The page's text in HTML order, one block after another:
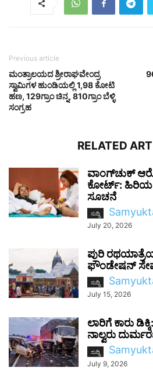
Previous article
ಮಂತ್ರಾಲಯದ ಶ್ರೀರಾಘವೇಂದ್ರ
ಸ್ವಾಮಿಗಳ ಹುಂಡಿಯಲ್ಲಿ 1,98 ಕೋಟಿ
ಹಣ, 129ಗ್ರಾಂ ಚಿನ್ನ, 810ಗ್ರಾಂ ಬೆಳ್ಳಿ
ಸಂಗ್ರಹ
RELATED
ವಾಂಗ್‌ಚುಕ್
ಕೋರ್ಟ್: ಹಿರಿಯ
ಸೂಚನೆ
ಸುದ್ದಿ
July 20, 2026
ಪುರಿ
ಫೌಂಡೇಷನ್
ಸುದ್ದಿ
July 15, 2026
ಲಾರಿಗೆ ಕಾರು
ನಾಲ್ವರು
ಸುದ್ದಿ
July 9, 2026